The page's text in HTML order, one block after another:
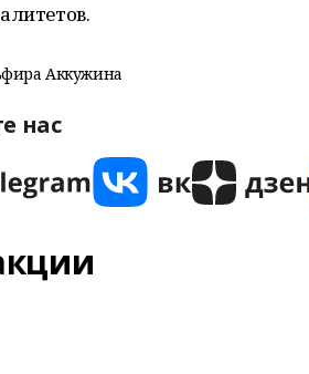
Аккужина
нас